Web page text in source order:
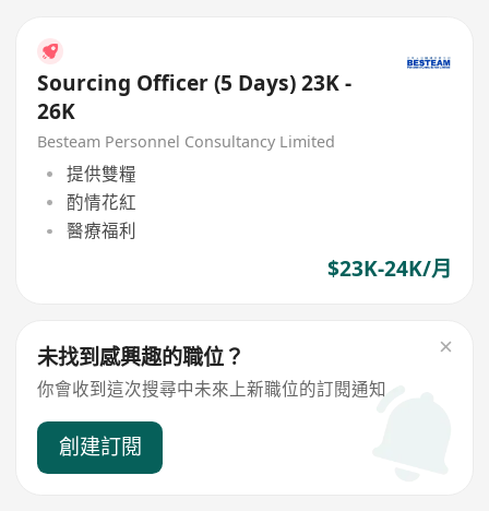
Sourcing Officer (5 Days) 23K -
26K
Besteam Personnel Consultancy Limited
提供雙糧
酌情花紅
醫療福利
$23K-24K/月
未找到感興趣的職位？
你會收到這次搜尋中未來上新職位的訂閱通知
創建訂閱